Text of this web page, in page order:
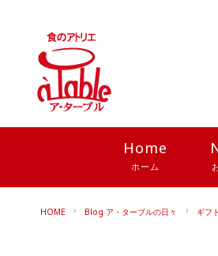
Home
ホーム
HOME Blog ア・ターブルの日々 ギフ